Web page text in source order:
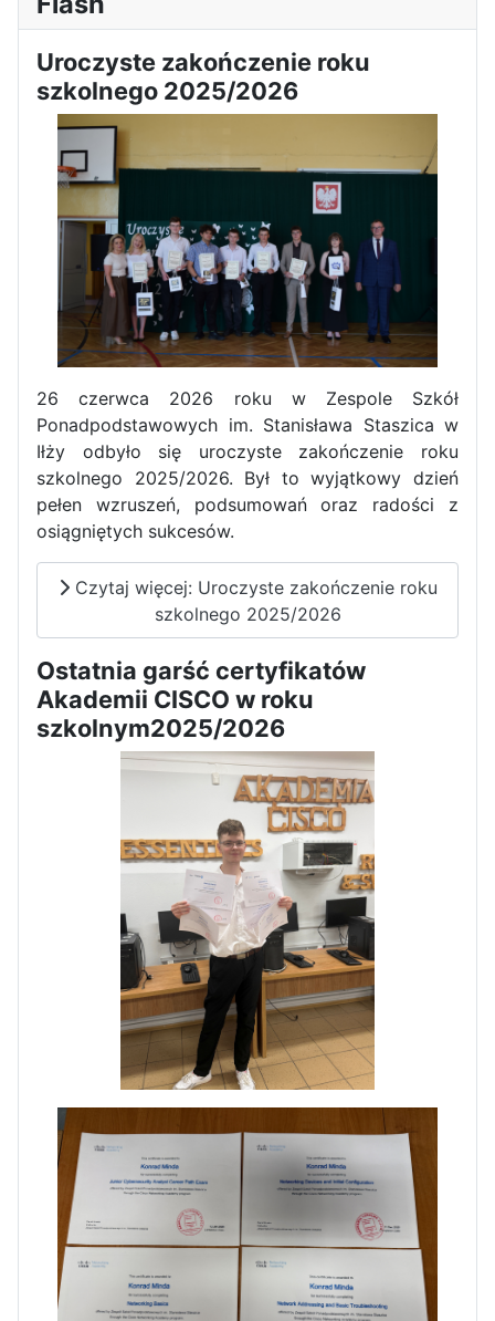
Uroczyste zakończenie roku
szkolnego 2025/2026
26 czerwca 2026 roku w Zespole Szkół
Ponadpodstawowych im. Stanisława Staszica w
Iłży odbyło się uroczyste zakończenie roku
szkolnego 2025/2026. Był to wyjątkowy dzień
pełen wzruszeń, podsumowań oraz radości z
osiągniętych sukcesów.
Czytaj więcej: Uroczyste zakończenie roku
szkolnego 2025/2026
Ostatnia garść certyfikatów
Akademii CISCO w roku
szkolnym2025/2026